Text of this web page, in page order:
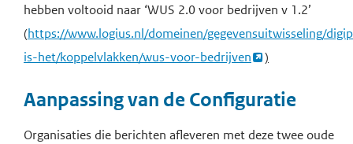
hebben voltooid naar ‘WUS 2.0 voor bedrijven v 1.2’
(https://www.logius.nl/domeinen/gegevensuitwisseling/
is-het/koppelvlakken/wus-voor-bedrijven
)
Aanpassing van de Configuratie
Organisaties die berichten afleveren met deze twee oude